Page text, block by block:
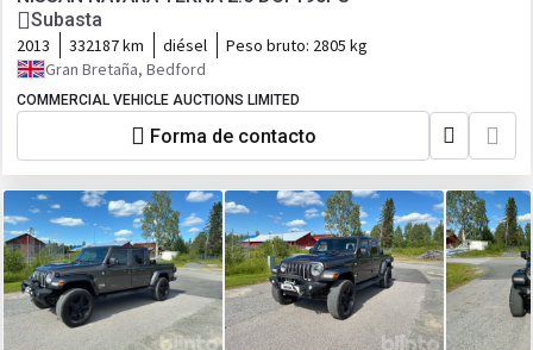
Subasta
2013 332187 km diésel Peso bruto: 2805 kg
Gran Bretaña, Bedford
COMMERCIAL VEHICLE AUCTIONS LIMITED
Forma de contacto